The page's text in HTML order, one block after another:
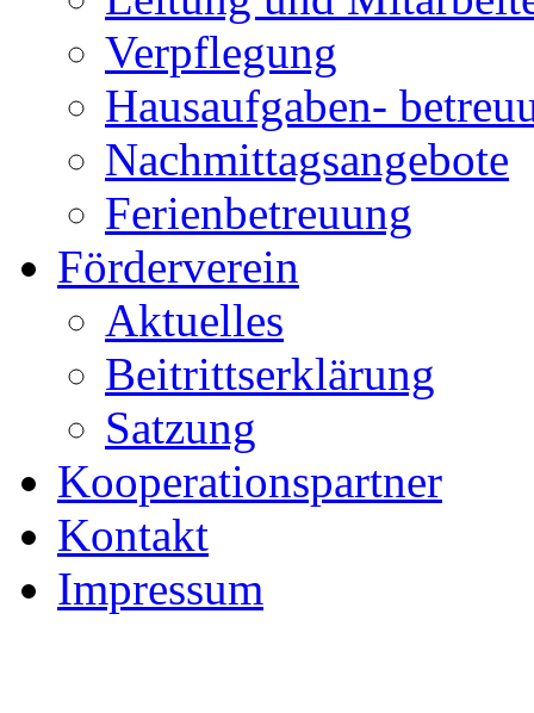
Verpflegung
Hausaufgaben-
Nachmittagsangebote
Ferienbetreuung
Förderverein
Aktuelles
Beitrittserklärung
Satzung
Kooperationspartner
Kontakt
Impressum